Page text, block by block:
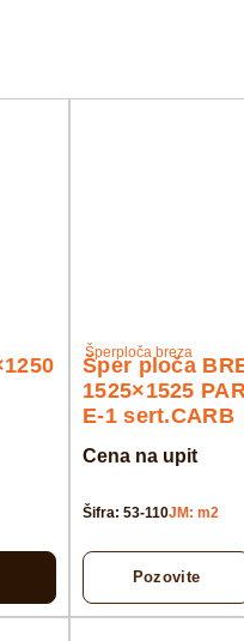
Šperploča breza
Šper ploča
1525×1525
E-1 sert.CARB
Cena na upit
Šifra: 53-110JM: m2
Pozovite